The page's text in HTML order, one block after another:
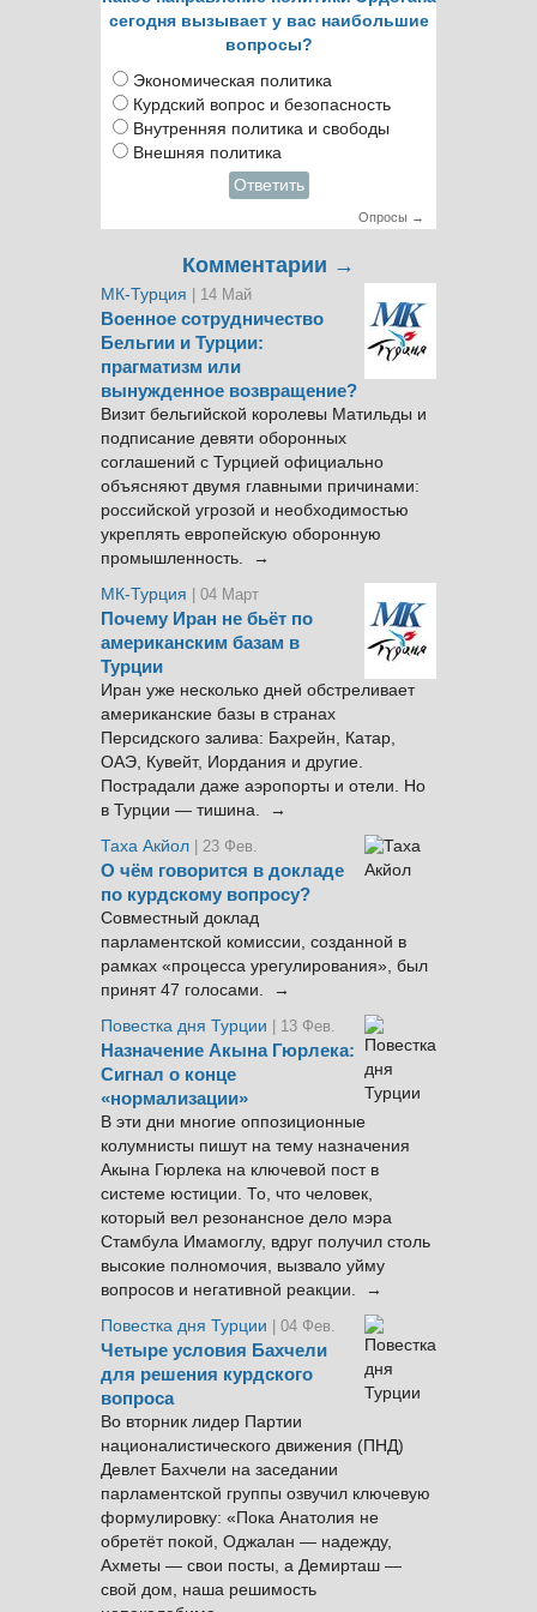
сегодня вызывает у вас наибольшие
вопросы?
Экономическая политика
Курдский вопрос и безопасность
Внутренняя политика и свободы
Внешняя политика
Ответить
Опросы →
Комментарии →
МК-Турция | 14 Май
Военное сотрудничество
Бельгии и Турции:
прагматизм или
вынужденное возвращение?
Визит бельгийской королевы Матильды и
подписание девяти оборонных
соглашений с Турцией официально
объясняют двумя главными причинами:
российской угрозой и необходимостью
укреплять европейскую оборонную
промышленность. →
МК-Турция
| 04 Март
Почему Иран не бьёт по
американским базам в
Турции
Иран уже несколько дней обстреливает
американские базы в странах
Персидского залива: Бахрейн, Катар,
ОАЭ, Кувейт, Иордания и другие.
Пострадали даже аэропорты и отели. Но
в Турции — тишина. →
Таха Акйол | 23 Фев.
О чём говорится в докладе
по курдскому вопросу?
Совместный доклад
парламентской комиссии, созданной в
рамках «процесса урегулирования», был
принят 47 голосами. →
Повестка дня Турции
| 13 Фев.
Назначение Акына Гюрлека:
Сигнал о конце
«нормализации»
В эти дни многие оппозиционные
колумнисты пишут на тему назначения
Акына Гюрлека на ключевой пост в
системе юстиции. То, что человек,
который вел резонансное дело мэра
Стамбула Имамоглу, вдруг получил столь
высокие полномочия, вызвало уйму
вопросов и негативной реакции. →
Повестка дня Турции
| 04 Фев.
Четыре условия Бахчели
для решения курдского
вопроса
Во вторник лидер Партии
националистического движения (ПНД)
Девлет Бахчели на заседании
парламентской группы озвучил ключевую
формулировку: «Пока Анатолия не
обретёт покой, Оджалан — надежду,
Ахметы — свои посты, а Демирташ —
свой дом, наша решимость